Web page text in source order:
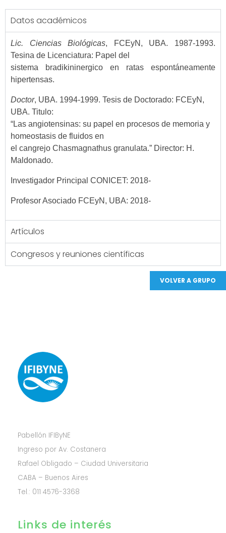
Datos académicos
Lic. Ciencias Biológicas, FCEyN, UBA. 1987-1993.
Tesina de Licenciatura: Papel del
sistema bradikininergico en ratas espontáneamente
hipertensas.
Doctor, UBA. 1994-1999. Tesis de Doctorado: FCEyN,
UBA. Titulo:
“Las angiotensinas: su papel en procesos de memoria y
homeostasis de fluidos en
el cangrejo Chasmagnathus granulata.” Director: H.
Maldonado.
Investigador Principal CONICET: 2018-
Profesor Asociado FCEyN, UBA: 2018-
Artículos
Congresos y reuniones científicas
VOLVER A GRUPO
Pabellón IFIByNE
Ingreso por Av. Costanera
Rafael Obligado – Ciudad Universitaria
CABA – Buenos Aires
Tel.: 011 4576-3368
Links de interés